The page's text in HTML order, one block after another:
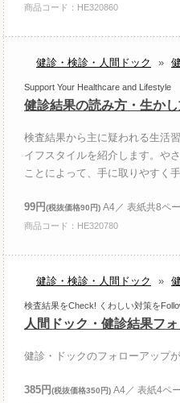
商品コード：HE320860
健診・検診・人間ドック »
Support Your Healthcare and Lifestyle
健診結果の読み方・生か
検査結果から主に疑われる生活
イフスタイルを紹介します。や
ことによって、手に取りやすく
99円(税抜価格90円) A4／ 表紙共8ペ
商品コード：HE320780
健診・検診・人間ドック »
検査結果をCheck! くわしい対策を
人間ドック・健診結果フ
健診・ドックのフォローアップ
385円(税抜価格350円) A4／ 表紙4ペ